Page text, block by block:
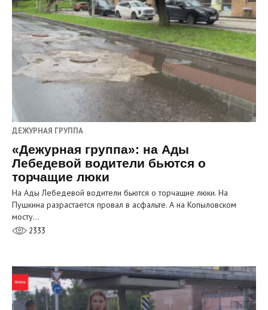
ДЕЖУРНАЯ ГРУППА
«Дежурная группа»: на Ады
Лебедевой водители бьются о
торчащие люки
На Ады Лебедевой водители бьются о торчащие люки. На
Пушкина разрастается провал в асфальте. А на Копыловском
мосту…
2333